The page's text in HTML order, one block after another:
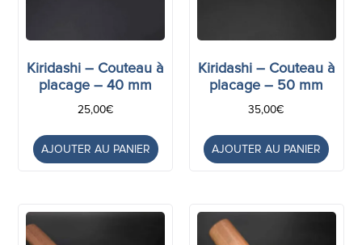
Kiridashi – Couteau à
placage – 40 mm
25,00€
AJOUTER AU PANIER
Kiridashi – Couteau à
placage – 50 mm
35,00€
AJOUTER AU PANIER